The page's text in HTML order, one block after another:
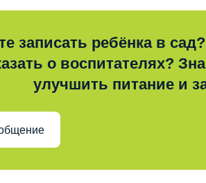
записать ребёнка в
о воспитателях?
улучшить питание и